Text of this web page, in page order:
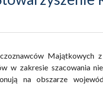
w zakresie szacowania
na obszarze